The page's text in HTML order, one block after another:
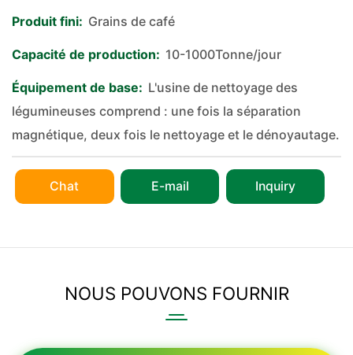
Produit fini: Grains de café
Capacité de production: 10-1000Tonne/jour
Équipement de base: L'usine de nettoyage des
légumineuses comprend : une fois la séparation
magnétique, deux fois le nettoyage et le dénoyautage.
Chat E-mail Inquiry
NOUS POUVONS FOURNIR